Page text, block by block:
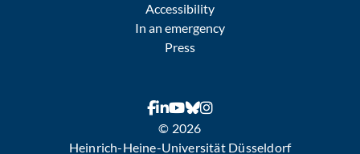
Accessibility
In an emergency
Press
© 2026
Heinrich-Heine-Universität Düsseldorf